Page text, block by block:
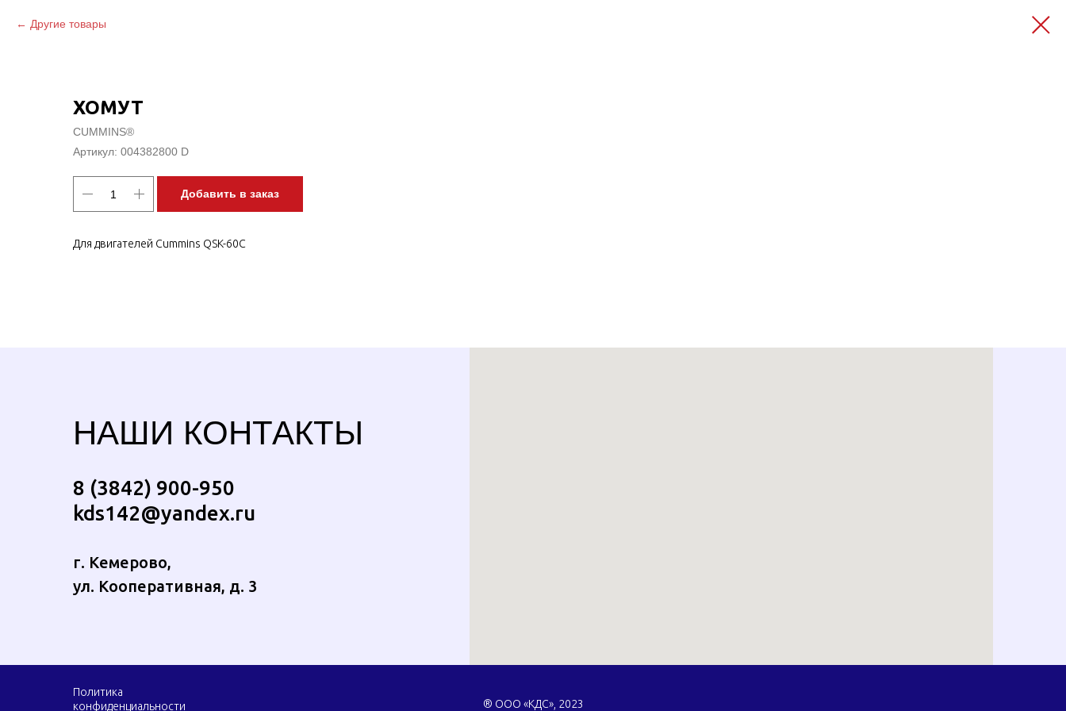
Другие товары
ХОМУТ
CUMMINS®
Артикул: 004382800 D
Добавить в заказ
Для двигателей Cummins QSK-60C
НАШИ КОНТАКТЫ
8 (3842) 900-950
kds142@yandex.ru
г. Кемерово,
ул. Кооперативная, д. 3
® ООО «КДС», 2023
Политика
конфиденциальности